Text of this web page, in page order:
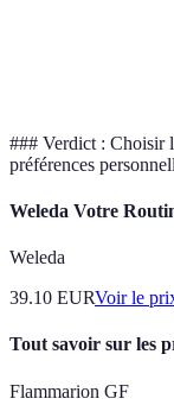
### Verdict : Choisir
préférences
Weleda Votre
Weleda
39.10 EURVoir le
Tout savoir sur les
Flammarion GF